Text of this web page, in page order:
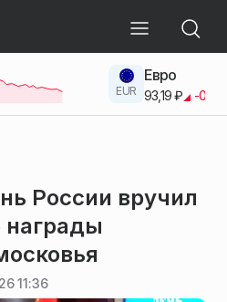
EUR
Евро
93,19 ₽ -0.42
России вручил
награды
11:36